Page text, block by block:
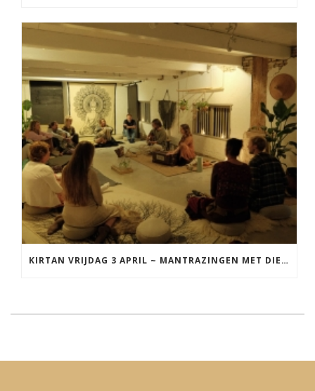
KIRTAN VRIJDAG 3 APRIL ~ MANTRAZINGEN MET DIEDERICK IN LEEUWARDEN